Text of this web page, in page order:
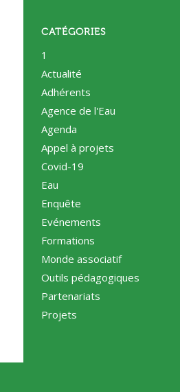
CATÉGORIES
1
Actualité
Adhérents
Agence de l'Eau
Agenda
Appel à projets
Covid-19
Eau
Enquête
Evénements
Formations
Monde associatif
Outils pédagogiques
Partenariats
Projets